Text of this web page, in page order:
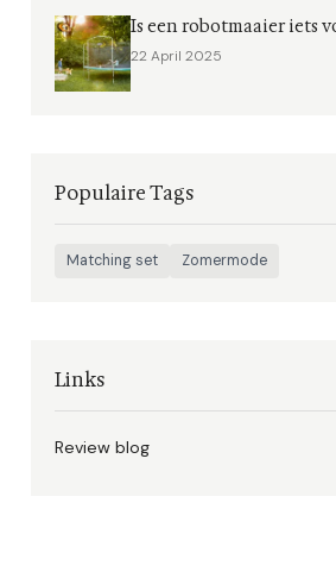
Is een robotmaaier iets
22 April 2025
Populaire Tags
Matching set Zomermode
Links
Review blog